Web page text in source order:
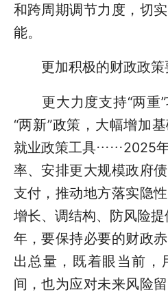
和跨周期调节力度，切
能。
更加积极的财政政策
更大力度支持“两重”
“两新”政策，大幅增加
就业政策工具……2025
率、安排更大规模政府
支付，推动地方落实隐
增长、调结构、防风险
年，要保持必要的财政
出总量，既着眼当前，
间，也为应对未来风险